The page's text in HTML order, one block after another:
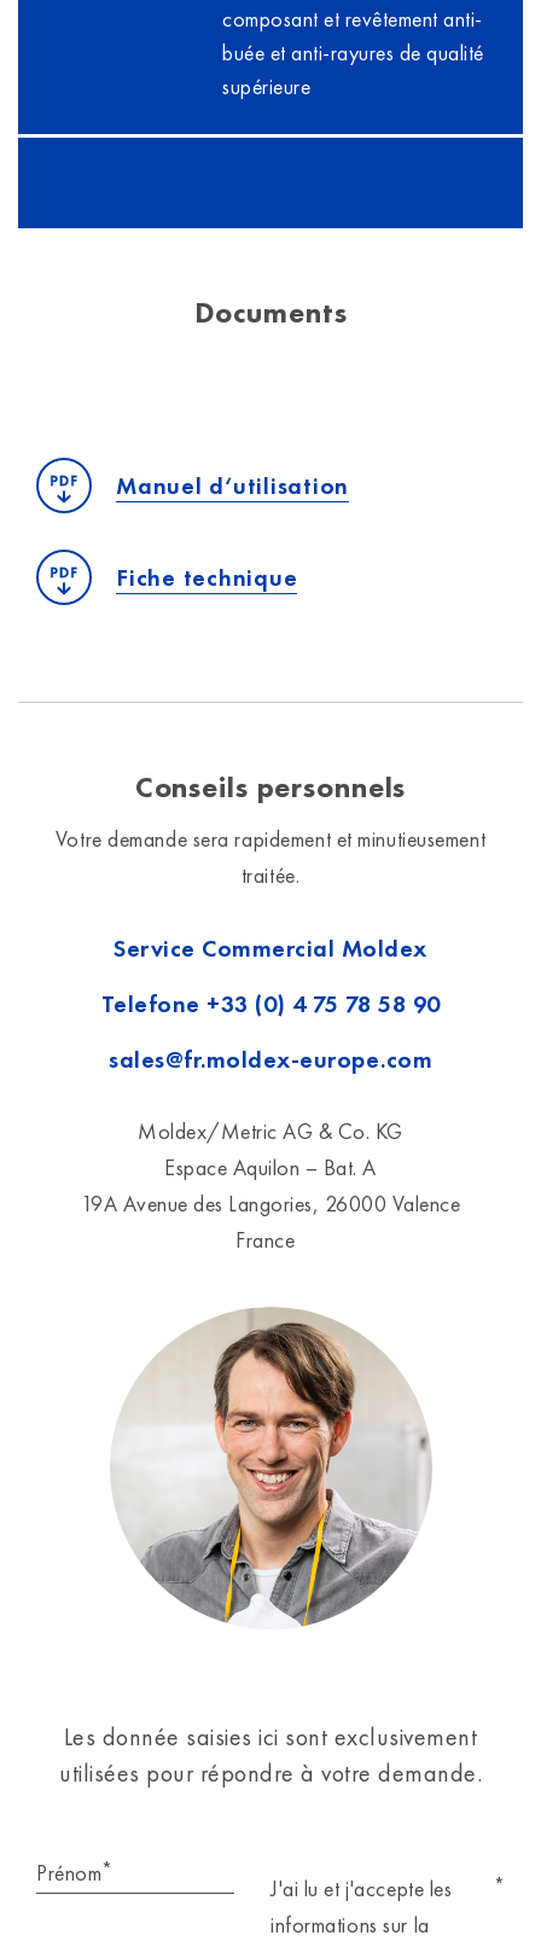
composant et revêtement anti-
buée et anti-rayures de qualité
supérieure
Documents
Manuel d‘utilisation
Fiche technique
Conseils personnels
Votre demande sera rapidement et minutieusement
traitée.
Service Commercial Moldex
Telefone +33 (0) 4 75 78 58 90
sales@fr.moldex-europe.com
Moldex/Metric AG & Co. KG
Espace Aquilon – Bat. A
19A Avenue des Langories, 26000 Valence
France
Les donnée saisies ici sont exclusivement
utilisées pour répondre à votre demande.
Prénom*
J'ai lu et j'accepte les
informations sur la
*